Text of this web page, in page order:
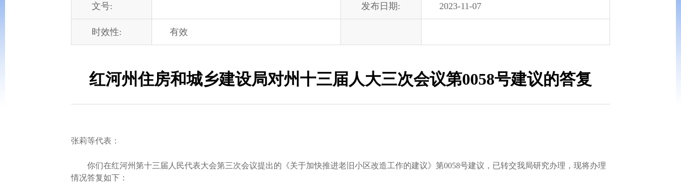
文号: 发布日期: 2023-11-07
时效性: 有效
红河州住房和城乡建设局对州十三届人大三次会议第0058号建议的答复
张莉等代表：
你们在红河州第十三届人民代表大会第三次会议提出的《关于加快推进老旧小区改造工作的建议》第0058号建议，已转交我局研究办理，现将办理
情况答复如下：